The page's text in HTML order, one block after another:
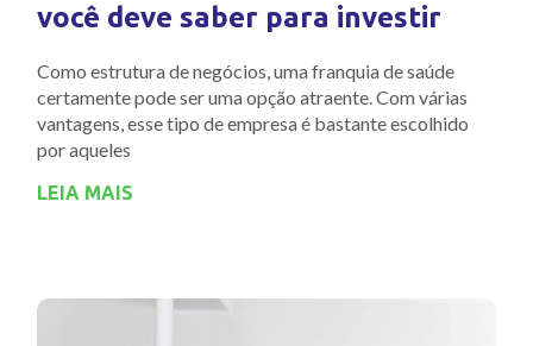
você deve saber para investir
Como estrutura de negócios, uma franquia de saúde
certamente pode ser uma opção atraente. Com várias
vantagens, esse tipo de empresa é bastante escolhido
por aqueles
LEIA MAIS